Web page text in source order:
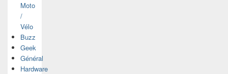
Moto
/
Vélo
Buzz
Geek
Général
Hardware